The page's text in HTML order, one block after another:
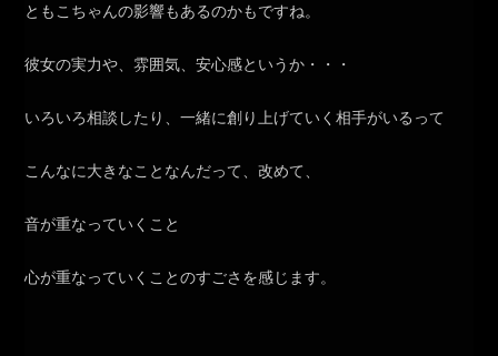
ともこちゃんの影響もあるのかもですね。
彼女の実力や、雰囲気、安心感というか・・・
いろいろ相談したり、一緒に創り上げていく相手がいるって
こんなに大きなことなんだって、改めて、
音が重なっていくこと
心が重なっていくことのすごさを感じます。